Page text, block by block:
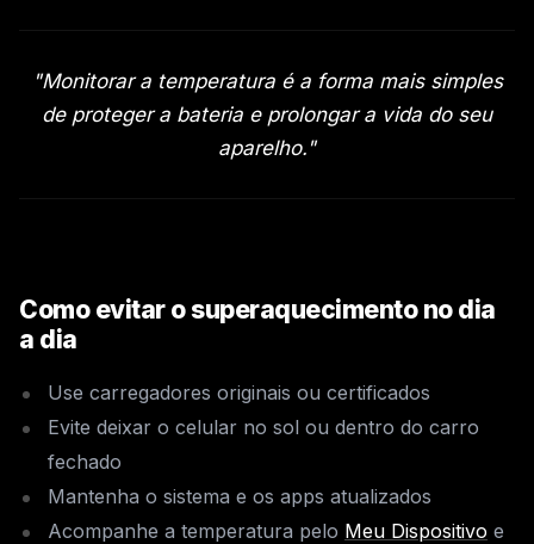
"Monitorar a temperatura é a forma mais simples
de proteger a bateria e prolongar a vida do seu
aparelho."
Como evitar o superaquecimento no dia
a dia
Use carregadores originais ou certificados
Evite deixar o celular no sol ou dentro do carro
fechado
Mantenha o sistema e os apps atualizados
Acompanhe a temperatura pelo Meu Dispositivo e